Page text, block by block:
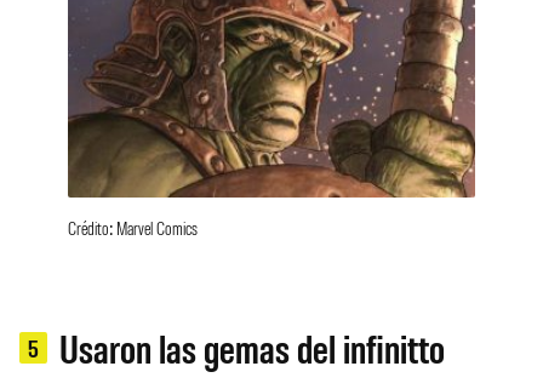
Crédito: Marvel Comics
5 Usaron las gemas del infinitto